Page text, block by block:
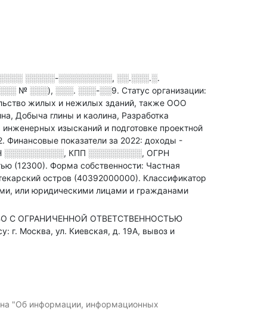
░░░░░-░░░░░░░░░, ░░.░░░.░.
№ ░░░), ░░░. ░░░-░░9. Статус организации:
жилых и нежилых зданий, также ООО
Добыча глины и каолина, Разработка
инженерных изысканий и подготовке проектной
Финансовые показатели за 2022: доходы -
░░░░░░░░░░, КПП ░░░░░░░░░, ОГРН
(12300). Форма собственности: Частная
остров (40392000000). Классификатор
или юридическими лицами и гражданами
С ОГРАНИЧЕННОЙ ОТВЕТСТВЕННОСТЬЮ
г. Москва, ул. Киевская, д. 19А, вывоз и
"Об информации, информационных